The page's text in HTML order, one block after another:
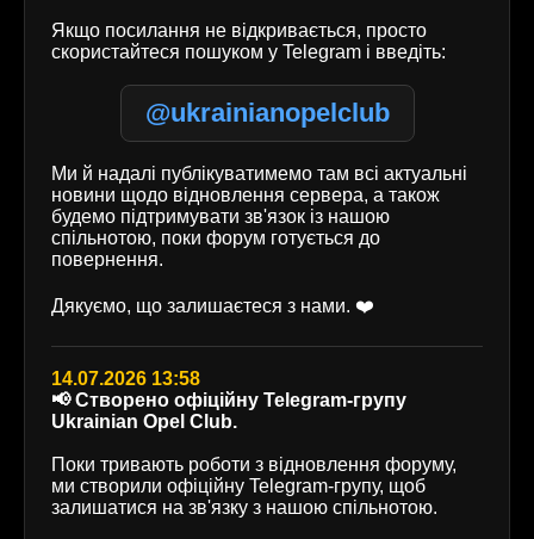
Якщо посилання не відкривається, просто
скористайтеся пошуком у Telegram і введіть:
@ukrainianopelclub
Ми й надалі публікуватимемо там всі актуальні
новини щодо відновлення сервера, а також
будемо підтримувати зв'язок із нашою
спільнотою, поки форум готується до
повернення.
Дякуємо, що залишаєтеся з нами. ❤️
14.07.2026 13:58
📢 Створено офіційну Telegram-групу
Ukrainian Opel Club.
Поки тривають роботи з відновлення форуму,
ми створили офіційну Telegram-групу, щоб
залишатися на зв'язку з нашою спільнотою.